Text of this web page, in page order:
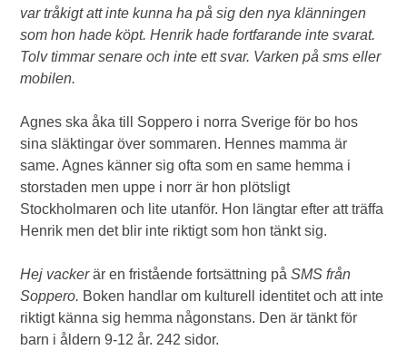
var tråkigt att inte kunna ha på sig den nya klänningen
som hon hade köpt. Henrik hade fortfarande inte svarat.
Tolv timmar senare och inte ett svar. Varken på sms eller
mobilen.
Agnes ska åka till Soppero i norra Sverige för bo hos
sina släktingar över sommaren. Hennes mamma är
same. Agnes känner sig ofta som en same hemma i
storstaden men uppe i norr är hon plötsligt
Stockholmaren och lite utanför. Hon längtar efter att träffa
Henrik men det blir inte riktigt som hon tänkt sig.
Hej vackerär en fristående fortsättning påSMS från
Soppero. Boken handlar om kulturell identitet och att inte
riktigt känna sig hemma någonstans. Den är tänkt för
barn i åldern 9-12 år. 242 sidor.